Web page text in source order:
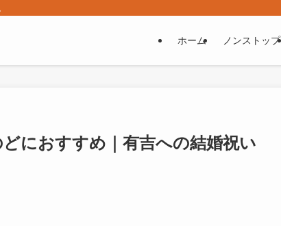
ホーム ノンストップ
どにおすすめ｜有吉への結婚祝い